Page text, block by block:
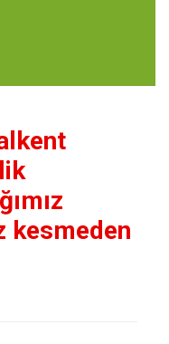
kesmeden